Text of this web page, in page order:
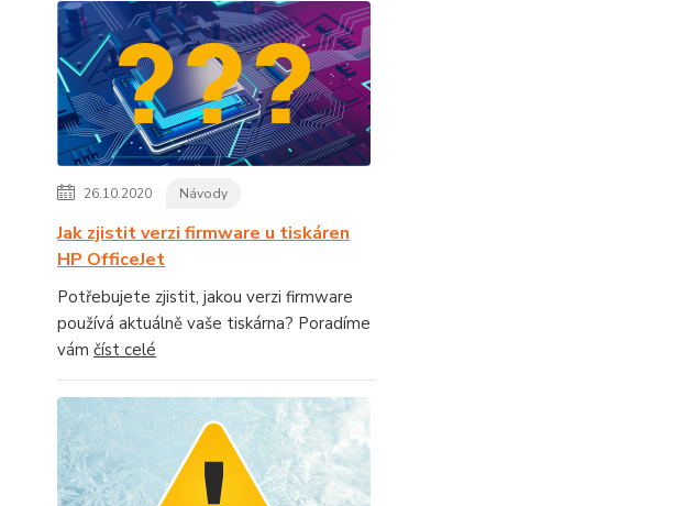
26.10.2020 Návody
Jak zjistit verzi firmware u tiskáren
HP OfficeJet
Potřebujete zjistit, jakou verzi firmware
používá aktuálně vaše tiskárna? Poradíme
vám číst celé